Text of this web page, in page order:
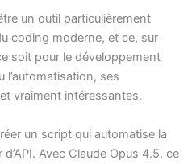
un outil particulièrement
coding moderne, et ce, sur
soit pour le développement
l’automatisation, ses
vraiment intéressantes.
un script qui automatise la
Avec Claude Opus 4.5, ce